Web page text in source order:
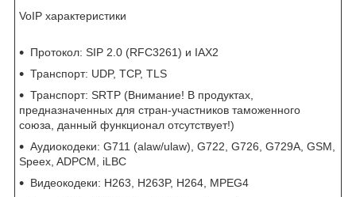
VoIP характеристики
Протокол: SIP 2.0 (RFC3261) и IAX2
Транспорт: UDP, TCP, TLS
Транспорт: SRTP (Внимание! В продуктах,
предназначенных для стран-участников таможенного
союза, данный функционал отсутствует!)
Аудиокодеки: G711 (alaw/ulaw), G722, G726, G729A, GSM,
Speex, ADPCM, iLBC
Видеокодеки: H263, H263P, H264, MPEG4